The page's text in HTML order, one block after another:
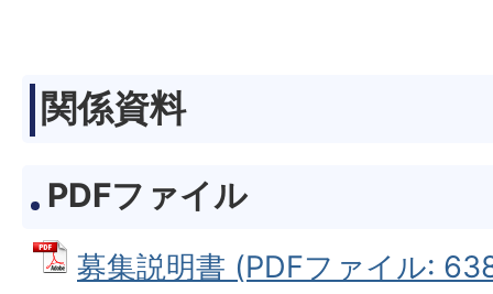
関係資料
PDFファイル
募集説明書 (PDFファイル: